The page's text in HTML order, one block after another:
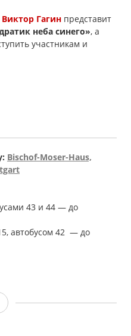
Виктор Гагин представит
неба синего», а
участникам и
Bischof-Moser-Haus,
43 и 44 — до
автобусом 42 — до
Сергей